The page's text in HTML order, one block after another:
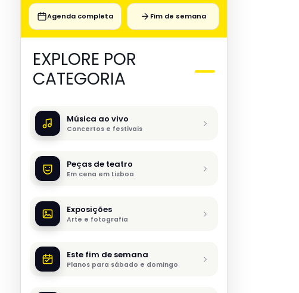
Agenda completa Fim de semana
EXPLORE POR
CATEGORIA
Música ao vivo
Concertos e festivais
Peças de teatro
Em cena em Lisboa
Exposições
Arte e fotografia
Este fim de semana
Planos para sábado e domingo